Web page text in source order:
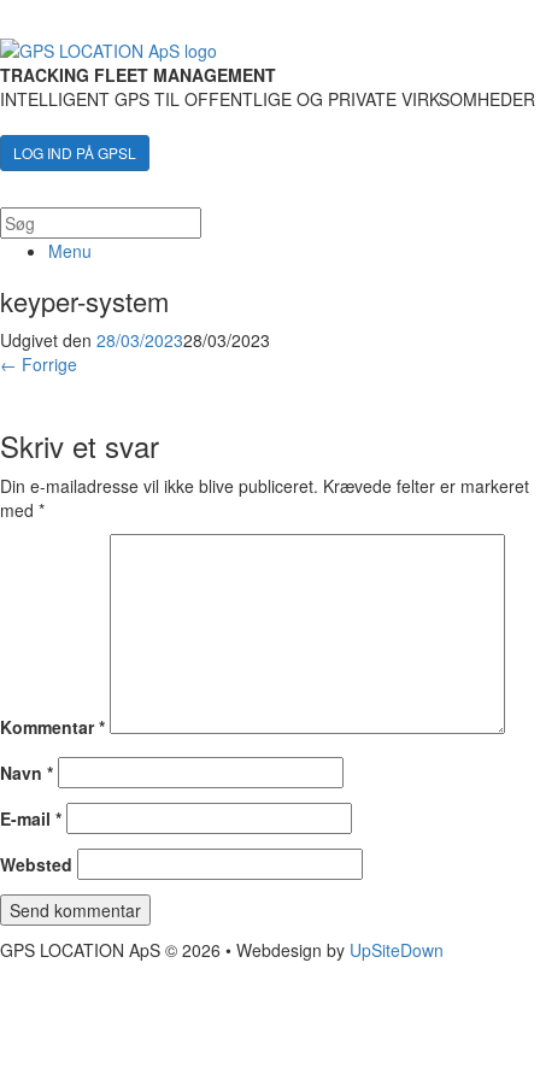
TRACKING FLEET MANAGEMENT
INTELLIGENT GPS TIL OFFENTLIGE OG PRIVATE VIRKSOMHEDER
LOG IND PÅ GPSL
Menu
keyper-system
Udgivet den 28/03/202328/03/2023
← Forrige
Skriv et svar
Din e-mailadresse vil ikke blive publiceret. Krævede felter er markeret
med *
Kommentar*
Navn *
E-mail *
Websted
GPS LOCATION ApS © 2026 • Webdesign by UpSiteDown